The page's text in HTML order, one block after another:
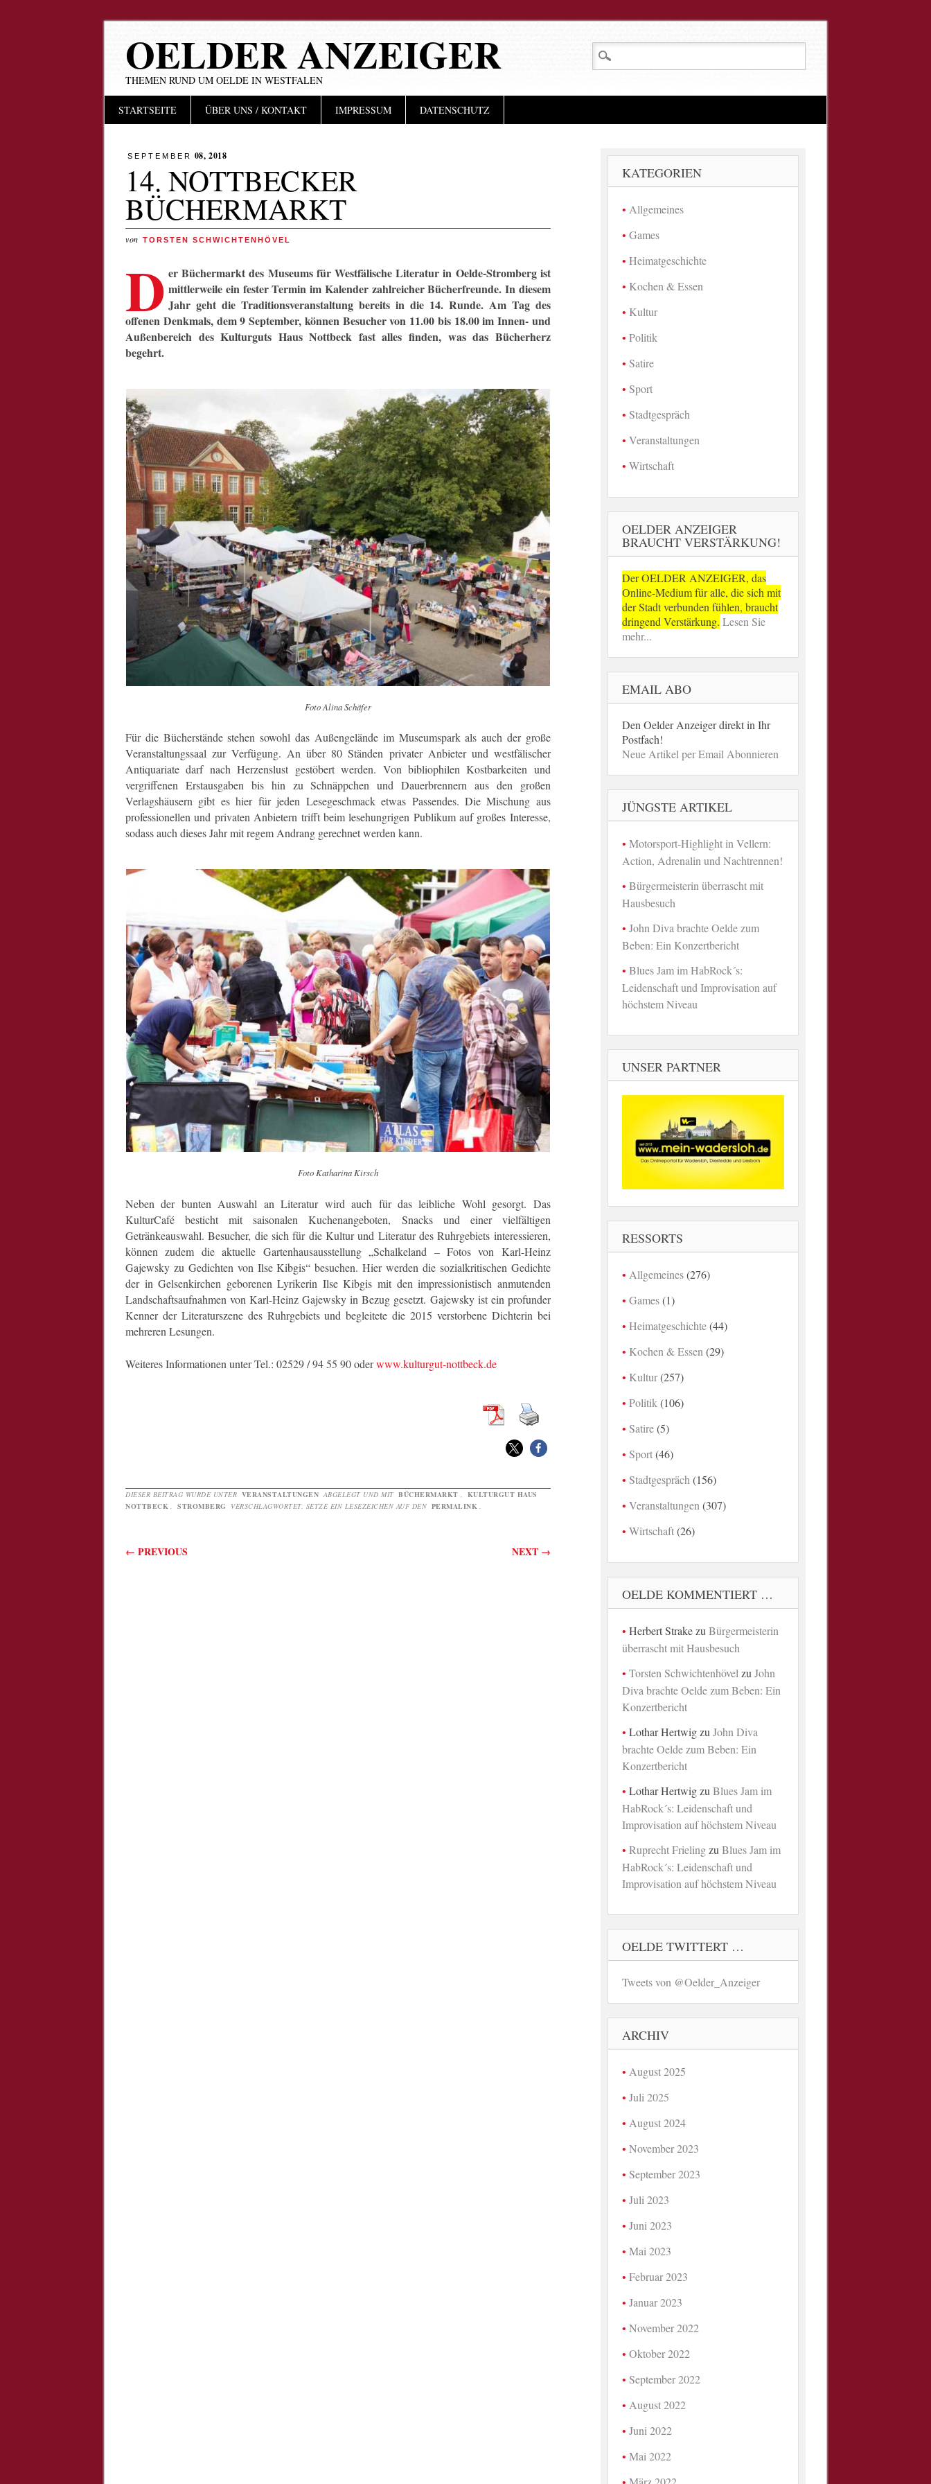
OELDER ANZEIGER
THEMEN RUND UM OELDE IN WESTFALEN
Hauptmenü
InhaltSTARTSEITE ÜBER UNS / KONTAKT IMPRESSUM DATENSCHUTZ
SEPTEMBER 08, 2018
14. NOTTBECKER
BÜCHERMARKT
von TORSTEN SCHWICHTENHÖVEL
D er Büchermarkt des Museums für Westfälische Literatur in Oelde-Stromberg ist
mittlerweile ein fester Termin im Kalender zahlreicher Bücherfreunde. In diesem
Jahr geht die Traditionsveranstaltung bereits in die 14. Runde. Am Tag des
offenen Denkmals, dem 9 September, können Besucher von 11.00 bis 18.00 im Innen- und
Außenbereich des Kulturguts Haus Nottbeck fast alles finden, was das Bücherherz
begehrt.
Foto Alina Schäfer
Für die Bücherstände stehen sowohl das Außengelände im Museumspark als auch der große
Veranstaltungssaal zur Verfügung. An über 80 Ständen privater Anbieter und westfälischer
Antiquariate darf nach Herzenslust gestöbert werden. Von bibliophilen Kostbarkeiten und
vergriffenen Erstausgaben bis hin zu Schnäppchen und Dauerbrennern aus den großen
Verlagshäusern gibt es hier für jeden Lesegeschmack etwas Passendes. Die Mischung aus
professionellen und privaten Anbietern trifft beim lesehungrigen Publikum auf großes Interesse,
sodass auch dieses Jahr mit regem Andrang gerechnet werden kann.
Foto Katharina Kirsch
Neben der bunten Auswahl an Literatur wird auch für das leibliche Wohl gesorgt. Das
KulturCafé besticht mit saisonalen Kuchenangeboten, Snacks und einer vielfältigen
Getränkeauswahl. Besucher, die sich für die Kultur und Literatur des Ruhrgebiets interessieren,
können zudem die aktuelle Gartenhausausstellung „Schalkeland – Fotos von Karl-Heinz
Gajewsky zu Gedichten von Ilse Kibgis“ besuchen. Hier werden die sozialkritischen Gedichte
der in Gelsenkirchen geborenen Lyrikerin Ilse Kibgis mit den impressionistisch anmutenden
Landschaftsaufnahmen von Karl-Heinz Gajewsky in Bezug gesetzt. Gajewsky ist ein profunder
Kenner der Literaturszene des Ruhrgebiets und begleitete die 2015 verstorbene Dichterin bei
mehreren Lesungen.
Weiteres Informationen unter Tel.: 02529 / 94 55 90 oderwww.kulturgut-nottbeck.de
DIESER BEITRAG WURDE UNTER VERANSTALTUNGEN ABGELEGT UND MIT BÜCHERMARKT
KULTURGUT HAUS
NOTTBECK
STROMBERG VERSCHLAGWORTET. SETZE EIN LESEZEICHEN AUF DEN PERMALINK
Beitragsnavigation
← PREVIOUS NEXT →
KATEGORIEN
Allgemeines
Games
Heimatgeschichte
Kochen & Essen
Kultur
Politik
Satire
Sport
Stadtgespräch
Veranstaltungen
Wirtschaft
OELDER ANZEIGER
BRAUCHT VERSTÄRKUNG!
Der OELDER ANZEIGER, das
Online-Medium für alle, die sich mit
der Stadt verbunden fühlen, braucht
dringend Verstärkung. Lesen Sie
mehr...
EMAIL ABO
Den Oelder Anzeiger direkt in Ihr
Postfach!
Neue Artikel per Email Abonnieren
JÜNGSTE ARTIKEL
Motorsport-Highlight in Vellern:
Action, Adrenalin und Nachtrennen!
Bürgermeisterin überrascht mit
Hausbesuch
John Diva brachte Oelde zum
Beben: Ein Konzertbericht
Blues Jam im HabRock´s:
Leidenschaft und Improvisation auf
höchstem Niveau
UNSER PARTNER
RESSORTS
Allgemeines(276)
Games(1)
Heimatgeschichte(44)
Kochen & Essen (29)
Kultur(257)
Politik (106)
Satire(5)
Sport(46)
Stadtgespräch (156)
Veranstaltungen (307)
Wirtschaft(26)
OELDE KOMMENTIERT …
Herbert Strakezu Bürgermeisterin
überrascht mit Hausbesuch
Torsten Schwichtenhövel zu John
Diva brachte Oelde zum Beben: Ein
Konzertbericht
Lothar Hertwigzu John Diva
brachte Oelde zum Beben: Ein
Konzertbericht
Lothar Hertwigzu Blues Jam im
HabRock´s: Leidenschaft und
Improvisation auf höchstem Niveau
Ruprecht Frielingzu Blues Jam im
HabRock´s: Leidenschaft und
Improvisation auf höchstem Niveau
OELDE TWITTERT …
Tweets von @Oelder_Anzeiger
ARCHIV
August 2025
Juli 2025
August 2024
November 2023
September 2023
Juli 2023
Juni 2023
Mai 2023
Februar 2023
Januar 2023
November 2022
Oktober 2022
September 2022
August 2022
Juni 2022
Mai 2022